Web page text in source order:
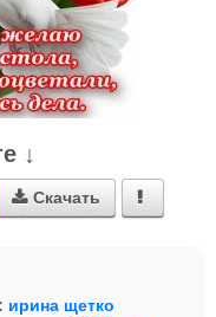
↓
 Скачать 
ирина щетко